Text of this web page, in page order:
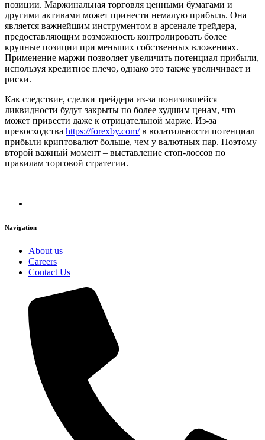
позиции. Маржинальная торговля ценными бумагами и
другими активами может принести немалую прибыль. Она
является важнейшим инструментом в арсенале трейдера,
предоставляющим возможность контролировать более
крупные позиции при меньших собственных вложениях.
Применение маржи позволяет увеличить потенциал прибыли,
используя кредитное плечо, однако это также увеличивает и
риски.
Как следствие, сделки трейдера из-за понизившейся
ликвидности будут закрыты по более худшим ценам, что
может привести даже к отрицательной марже. Из-за
превосходства https://forexby.com/в волатильности потенциал
прибыли криптовалют больше, чем у валютных пар. Поэтому
второй важный момент – выставление стоп-лоссов по
правилам торговой стратегии.
Navigation
About us
Careers
Contact Us